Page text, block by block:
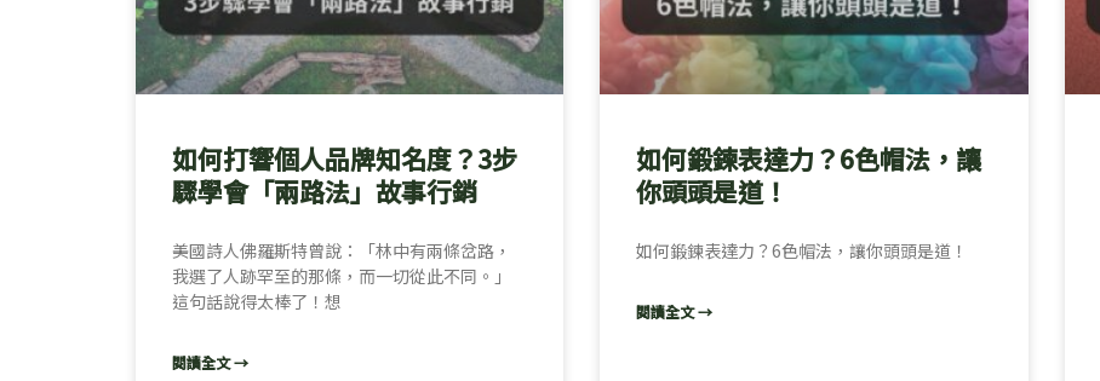
如何打響個人品牌知名度？3步
驟學會「兩路法」故事行銷
美國詩人佛羅斯特曾說：「林中有兩條岔路，
我選了人跡罕至的那條，而一切從此不同。」
這句話說得太棒了！想
閱讀全文 →
如何鍛鍊表達力？6色帽法，讓
你頭頭是道！
如何鍛鍊表達力？6色帽法，讓你頭頭是道！
閱讀全文 →